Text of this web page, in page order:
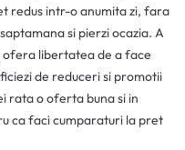
redus intr-o anumita zi, fara
si pierzi ocazia. A
libertatea de a face
de reduceri si promotii
rata o oferta buna si in
ca faci cumparaturi la pret